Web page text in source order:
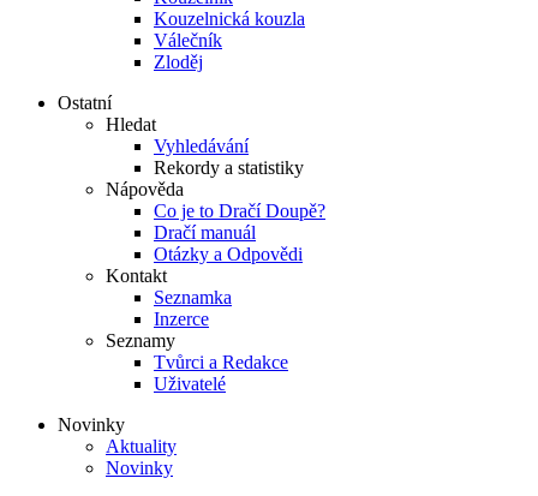
Kouzelnická kouzla
Válečník
Zloděj
Ostatní
Hledat
Vyhledávání
Rekordy a statistiky
Nápověda
Co je to Dračí Doupě?
Dračí manuál
Otázky a Odpovědi
Kontakt
Seznamka
Inzerce
Seznamy
Tvůrci a Redakce
Uživatelé
Novinky
Aktuality
Novinky